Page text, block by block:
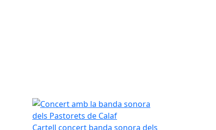
Concert amb la banda sonora dels Pastorets de
Cartell concert banda sonora dels